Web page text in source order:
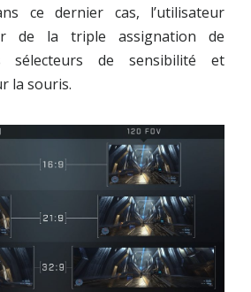
ce dernier cas, l’utilisateur
de la triple assignation de
sélecteurs de sensibilité et
la souris.